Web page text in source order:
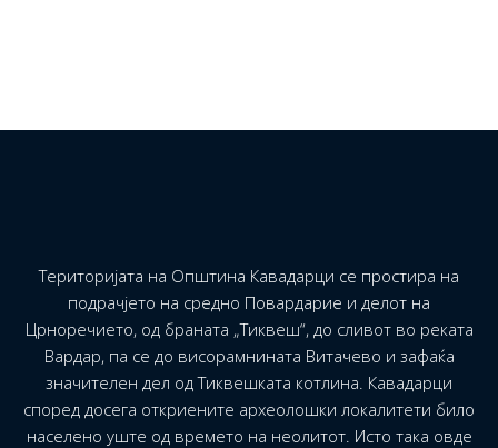
Територијата на Општина Кавадарци се простира на
подрачјето на средно Повардарие и делот на
Црноречието, од браната „Тиквеш“, до сливот во реката
Вардар, па се до висорамнината Витачево и зафаќа
значителен дел од Тиквешката котлина. Кавадарци
според досега откриените археолошки локалитети било
населено уште од времето на неолитот. Исто така овде